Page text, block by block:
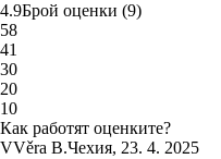
4.9Брой оценки (9)
58
41
30
20
10
Как работят оценките?
VVěra B.Чехия, 23. 4. 2025